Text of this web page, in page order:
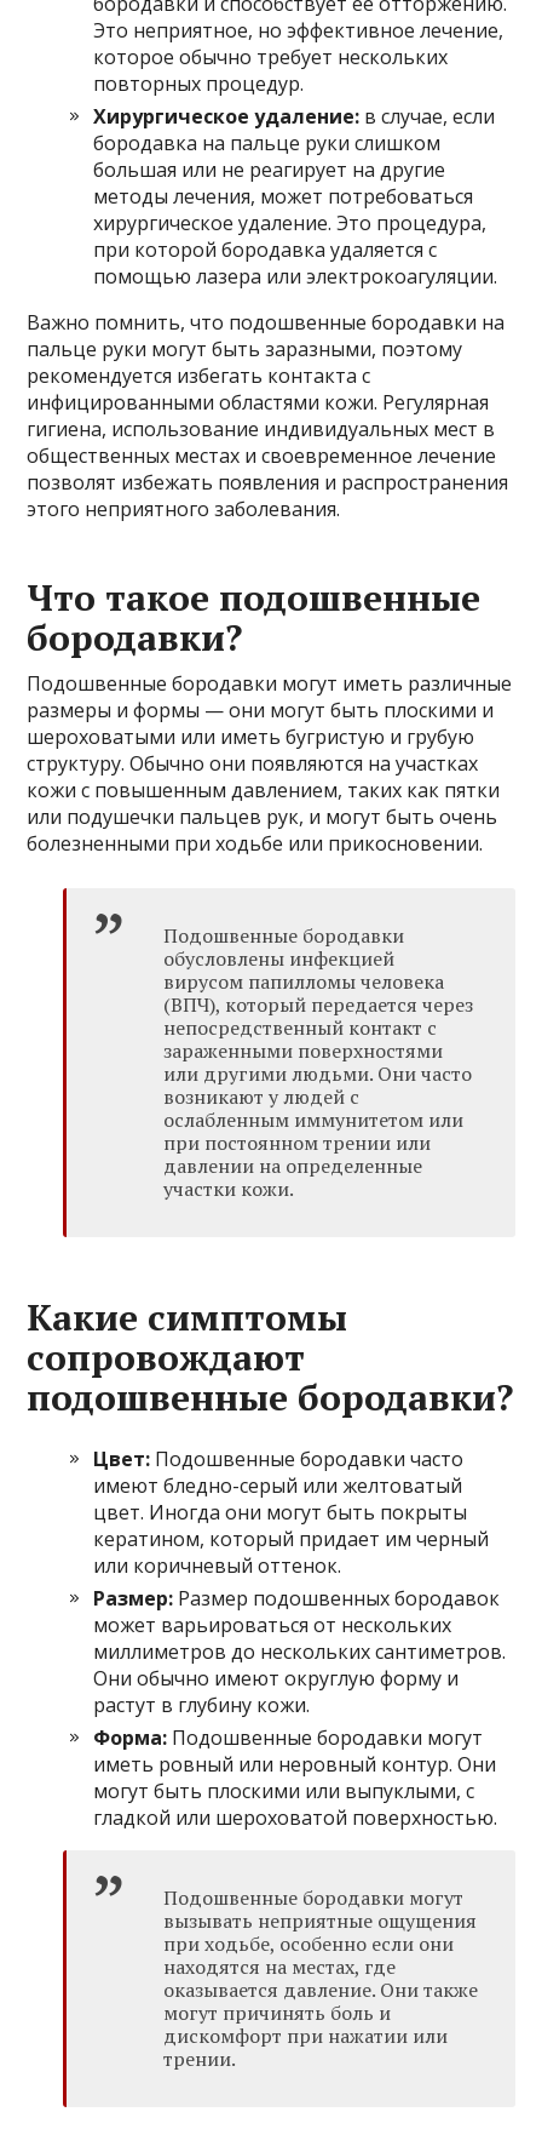
Это неприятное, но эффективное лечение,
которое обычно требует нескольких
повторных процедур.
Хирургическое удаление: в случае, если
бородавка на пальце руки слишком
большая или не реагирует на другие
методы лечения, может потребоваться
хирургическое удаление. Это процедура,
при которой бородавка удаляется с
помощью лазера или электрокоагуляции.
Важно помнить, что подошвенные бородавки на
пальце руки могут быть заразными, поэтому
рекомендуется избегать контакта с
инфицированными областями кожи. Регулярная
гигиена, использование индивидуальных мест в
общественных местах и своевременное лечение
позволят избежать появления и распространения
этого неприятного заболевания.
Что такое подошвенные
бородавки?
Подошвенные бородавки могут иметь различные
размеры и формы — они могут быть плоскими и
шероховатыми или иметь бугристую и грубую
структуру. Обычно они появляются на участках
кожи с повышенным давлением, таких как пятки
или подушечки пальцев рук, и могут быть очень
болезненными при ходьбе или прикосновении.
Подошвенные бородавки
обусловлены инфекцией
вирусом папилломы человека
(ВПЧ), который передается через
непосредственный контакт с
зараженными поверхностями
или другими людьми. Они часто
возникают у людей с
ослабленным иммунитетом или
при постоянном трении или
давлении на определенные
участки кожи.
Какие симптомы
сопровождают
подошвенные бородавки?
Цвет: Подошвенные бородавки часто
имеют бледно-серый или желтоватый
цвет. Иногда они могут быть покрыты
кератином, который придает им черный
или коричневый оттенок.
Размер: Размер подошвенных бородавок
может варьироваться от нескольких
миллиметров до нескольких сантиметров.
Они обычно имеют округлую форму и
растут в глубину кожи.
Форма: Подошвенные бородавки могут
иметь ровный или неровный контур. Они
могут быть плоскими или выпуклыми, с
гладкой или шероховатой поверхностью.
Подошвенные бородавки могут
вызывать неприятные ощущения
при ходьбе, особенно если они
находятся на местах, где
оказывается давление. Они также
могут причинять боль и
дискомфорт при нажатии или
трении.